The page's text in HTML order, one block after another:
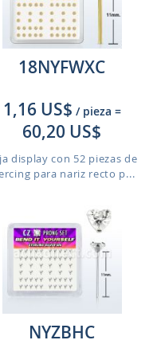
18NYFWXC
1,16 US$ / pieza =
60,20 US$
display con 52 piezas de
para nariz recto p...
NYZBHC